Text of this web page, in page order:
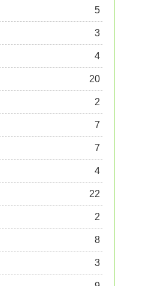
5
3
4
20
2
7
7
4
22
2
8
3